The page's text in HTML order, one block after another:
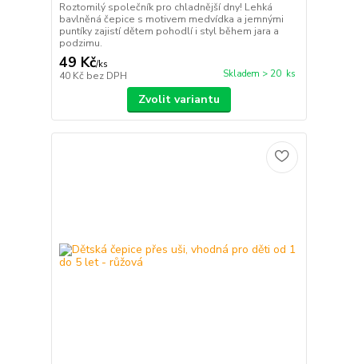
Roztomilý společník pro chladnější dny! Lehká
bavlněná čepice s motivem medvídka a jemnými
puntíky zajistí dětem pohodlí i styl během jara a
podzimu.
49 Kč/ks
40 Kč bez DPH Skladem > 20 ks
Zvolit variantu